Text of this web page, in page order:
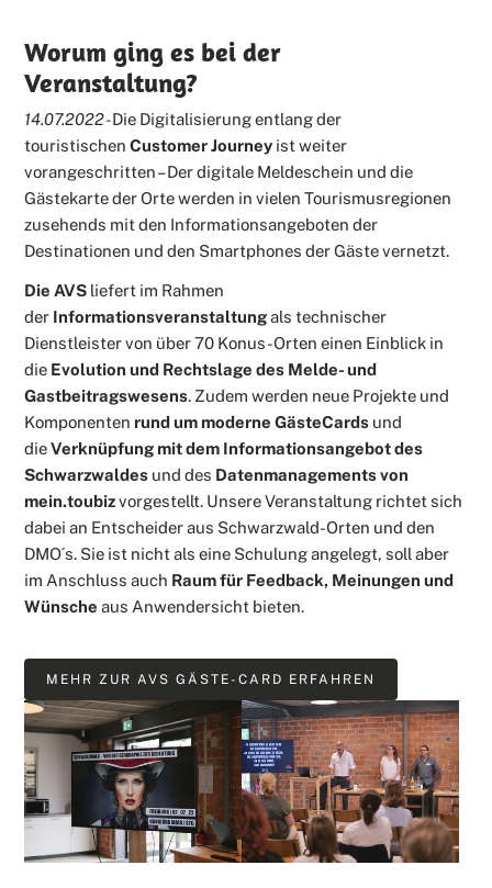
Worum ging es bei der
Veranstaltung?
14.07.2022 -Die Digitalisierung entlang der
touristischenCustomer Journey ist weiter
vorangeschritten – Der digitale Meldeschein und die
Gästekarte der Orte werden in vielen Tourismusregionen
zusehends mit den Informationsangeboten der
Destinationen und den Smartphones der Gäste vernetzt.
Die AVS liefert im Rahmen
der Informationsveranstaltungals technischer
Dienstleister von über 70 Konus-Orten einen Einblick in
die Evolution und Rechtslage des Melde- und
Gastbeitragswesens. Zudem werden neue Projekte und
Komponenten rund um moderne GästeCards und
dieVerknüpfung mit dem Informationsangebot des
Schwarzwaldes und des Datenmanagements von
mein.toubizvorgestellt. Unsere Veranstaltung richtet sich
dabei an Entscheider aus Schwarzwald-Orten und den
DMO´s. Sie ist nicht als eine Schulung angelegt, soll aber
im Anschluss auch Raum für Feedback, Meinungen und
Wünsche aus Anwendersicht bieten.
MEHR ZUR AVS GÄSTE-CARD ERFAHREN